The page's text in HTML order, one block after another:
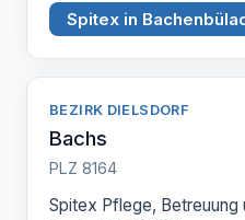
Spitex in
BEZIRK DIELSDORF
Bachs
PLZ 8164
Spitex Pflege, Betreuung